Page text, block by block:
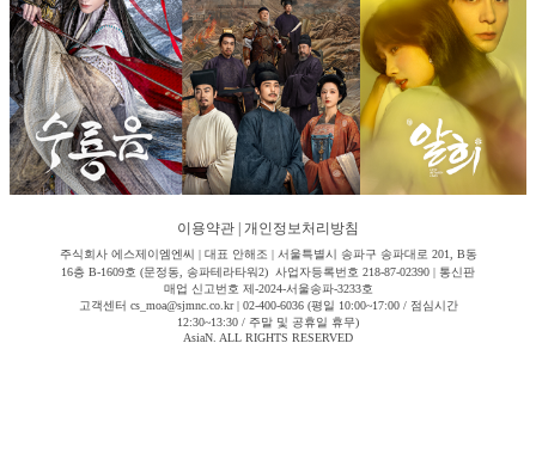
이용약관 개인정보처리방침
주식회사 에스제이엠엔씨 | 대표 안해조 | 서울특별시 송파구 송파대로 201, B동
16층 B-1609호 (문정동, 송파테라타워2) 사업자등록번호 218-87-02390 | 통신판
매업 신고번호 제-2024-서울송파-3233호
고객센터 cs_moa@sjmnc.co.kr | 02-400-6036 (평일 10:00~17:00 / 점심시간
12:30~13:30 / 주말 및 공휴일 휴무)
AsiaN. ALL RIGHTS RESERVED